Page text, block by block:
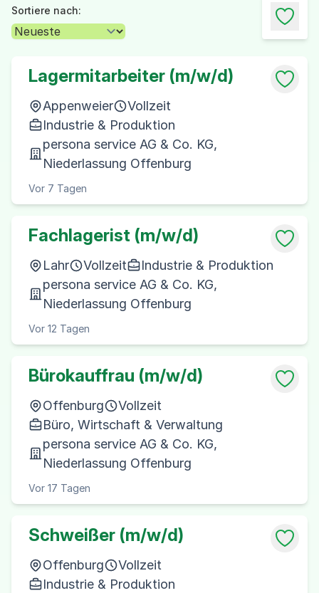
Sortiere nach:
Lagermitarbeiter (m/w/d)
Appenweier
Vollzeit
Industrie & Produktion
persona service AG & Co. KG,
Niederlassung Offenburg
Vor 7 Tagen
Fachlagerist (m/w/d)
Lahr Vollzeit
Industrie & Produktion
persona service AG & Co. KG,
Niederlassung Offenburg
Vor 12 Tagen
Bürokauffrau (m/w/d)
Offenburg
Vollzeit
Büro, Wirtschaft & Verwaltung
persona service AG & Co. KG,
Niederlassung Offenburg
Vor 17 Tagen
Schweißer (m/w/d)
Offenburg
Vollzeit
Industrie & Produktion